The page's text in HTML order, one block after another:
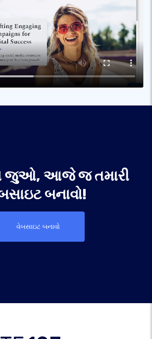
જુઓ, આજે જ તમારી
બનાવો!
વેબસાઇટ બનાવો